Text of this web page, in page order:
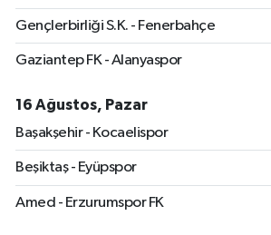
Gençlerbirliği S.K. - Fenerbahçe
Gaziantep FK - Alanyaspor
16 Ağustos, Pazar
Başakşehir - Kocaelispor
Beşiktaş - Eyüpspor
Amed - Erzurumspor FK